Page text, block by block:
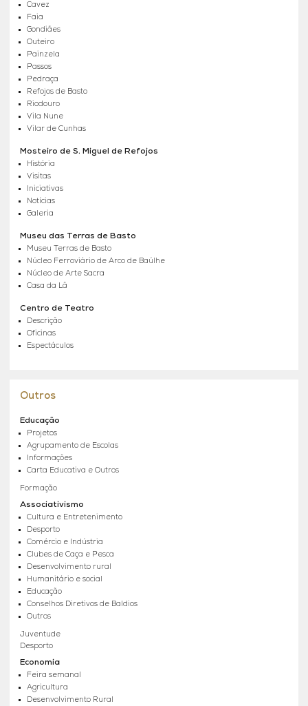
Cavez
Faia
Gondiães
Outeiro
Painzela
Passos
Pedraça
Refojos de Basto
Riodouro
Vila Nune
Vilar de Cunhas
Mosteiro de S. Miguel de Refojos
História
Visitas
Iniciativas
Notícias
Galeria
Museu das Terras de Basto
Museu Terras de Basto
Núcleo Ferroviário de Arco de Baúlhe
Núcleo de Arte Sacra
Casa da Lã
Centro de Teatro
Descrição
Oficinas
Espectáculos
Outros
Educação
Projetos
Agrupamento de Escolas
Informações
Carta Educativa e Outros
Formação
Associativismo
Cultura e Entretenimento
Desporto
Comércio e Indústria
Clubes de Caça e Pesca
Desenvolvimento rural
Humanitário e social
Educação
Conselhos Diretivos de Baldios
Outros
Juventude
Desporto
Economia
Feira semanal
Agricultura
Desenvolvimento Rural